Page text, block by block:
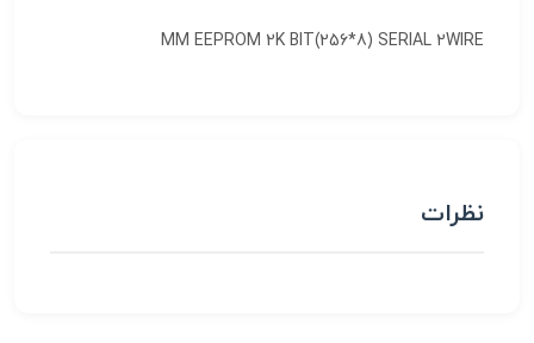
MM EEPROM 2K BIT(256*8) SERIAL 2WIRE
نظرات